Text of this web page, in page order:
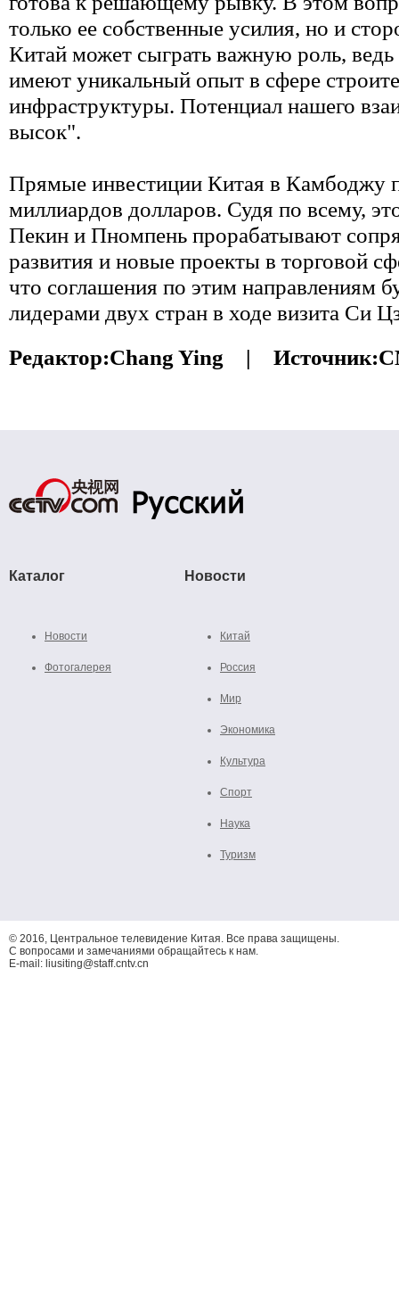
только ее собственные усилия, но и
Китай может сыграть важную роль,
имеют уникальный опыт в сфере
инфраструктуры. Потенциал нашего
высок".
Прямые инвестиции Китая в Камбоджу
миллиардов долларов. Судя по всему,
Пекин и Пномпень прорабатывают
развития и новые проекты в торговой
что соглашения по этим направлениям
лидерами двух стран в ходе визита Си
Редактор:Chang Ying | Источник:
Каталог
Новости
Фотогалерея
Новости
Китай
Россия
Мир
Экономика
Культура
Спорт
Наука
Туризм
© 2016, Центральное телевидение Китая. Все права защищены.
С вопросами и замечаниями обращайтесь к нам.
E-mail: liusiting@staff.cntv.cn